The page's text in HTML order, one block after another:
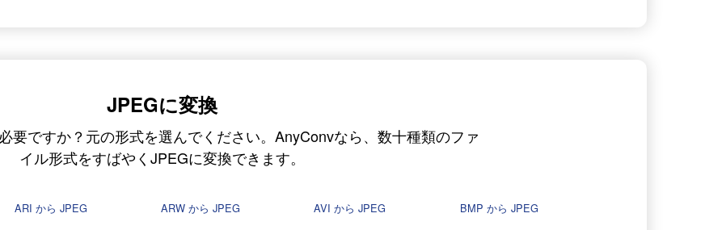
JPEGに変換
要ですか？元の形式を選んでください。AnyConvなら、数十種類のファ
イル形式をすばやくJPEGに変換できます。
ARI から JPEG ARW から JPEG AVI から JPEG
BMP から JPEG